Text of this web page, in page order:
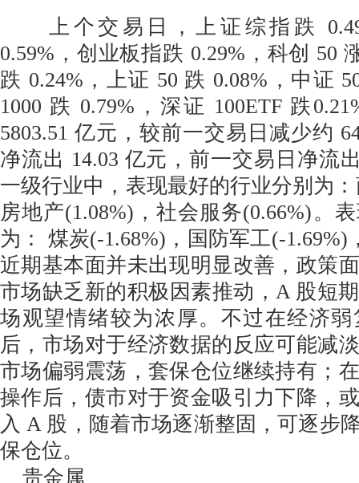
上个交易日，上证综指跌
0.59%，创业板指跌 0.29%，科创 50
跌 0.24%，上证 50 跌 0.08%，中证
1000 跌 0.79%，深证 100ETF 跌
5803.51 亿元，较前一交易日减少约
净流出 14.03 亿元，前一交易日净流
一级行业中，表现最好的行业分别为
房地产(1.08%)，社会服务(0.66%)。
为： 煤炭(-1.68%)，国防军工(-1.69%)
近期基本面并未出现明显改善，政策
市场缺乏新的积极因素推动，A 股短
场观望情绪较为浓厚。不过在经济
后，市场对于经济数据的反应可能减
市场偏弱震荡，套保仓位继续持有；
操作后，债市对于资金吸引力下降，
入 A 股，随着市场逐渐整固，可逐步
保仓位。
贵金属